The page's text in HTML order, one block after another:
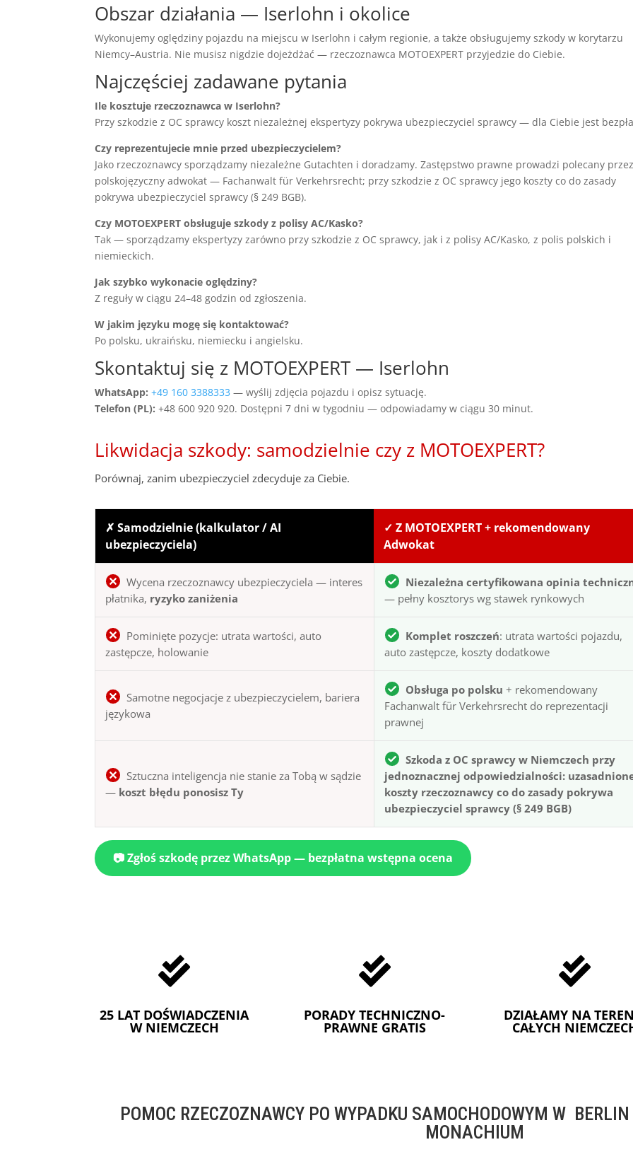
Obszar działania — Iserlohn i okolice
Wykonujemy oględziny pojazdu na miejscu w Iserlohn i całym regionie, a także obsługujemy szkody w korytarzu
Niemcy–Austria. Nie musisz nigdzie dojeżdżać — rzeczoznawca MOTOEXPERT przyjedzie do Ciebie.
Najczęściej zadawane pytania
Ile kosztuje rzeczoznawca w Iserlohn?
Przy szkodzie z OC sprawcy koszt niezależnej ekspertyzy pokrywa ubezpieczyciel sprawcy — dla Ciebie jest
Czy reprezentujecie mnie przed ubezpieczycielem?
Jako rzeczoznawcy sporządzamy niezależne Gutachten i doradzamy. Zastępstwo prawne prowadzi polecany
polskojęzyczny adwokat — Fachanwalt für Verkehrsrecht; przy szkodzie z OC sprawcy jego koszty co do zasady
pokrywa ubezpieczyciel sprawcy (§ 249 BGB).
Czy MOTOEXPERT obsługuje szkody z polisy AC/Kasko?
Tak — sporządzamy ekspertyzy zarówno przy szkodzie z OC sprawcy, jak i z polisy AC/Kasko, z polis polskich i
niemieckich.
Jak szybko wykonacie oględziny?
Z reguły w ciągu 24–48 godzin od zgłoszenia.
W jakim języku mogę się kontaktować?
Po polsku, ukraińsku, niemiecku i angielsku.
Skontaktuj się z MOTOEXPERT — Iserlohn
WhatsApp: +49 160 3388333 — wyślij zdjęcia pojazdu i opisz sytuację.
Telefon (PL): +48 600 920 920. Dostępni 7 dni w tygodniu — odpowiadamy w ciągu 30 minut.
Likwidacja szkody: samodzielnie czy z MOTOEXPERT?
Porównaj, zanim ubezpieczyciel zdecyduje za Ciebie.
✗ Samodzielnie (kalkulator / AI
ubezpieczyciela)
✓ Z MOTOEXPERT + rekomendowany
Adwokat
Wycena rzeczoznawcy ubezpieczyciela — interes
płatnika, ryzyko zaniżenia
Niezależna certyfikowana opinia
— pełny kosztorys wg stawek rynkowych
Pominięte pozycje: utrata wartości, auto
zastępcze, holowanie
Komplet roszczeń: utrata wartości pojazdu,
auto zastępcze, koszty dodatkowe
Samotne negocjacje z ubezpieczycielem, bariera
językowa
Obsługa po polsku + rekomendowany
Fachanwalt für Verkehrsrecht do reprezentacji
prawnej
Sztuczna inteligencja nie stanie za Tobą w sądzie
— koszt błędu ponosisz Ty
Szkoda z OC sprawcy w Niemczech przy
jednoznacznej odpowiedzialności:
koszty rzeczoznawcy co do zasady pokrywa
ubezpieczyciel sprawcy (§ 249 BGB)
📷 Zgłoś szkodę przez WhatsApp — bezpłatna wstępna ocena

25 LAT DOŚWIADCZENIA
W NIEMCZECH

PORADY TECHNICZNO-
PRAWNE GRATIS

DZIAŁAMY NA
CAŁYCH
POMOC RZECZOZNAWCY PO WYPADKU SAMOCHODOWYM W
MONACHIUM